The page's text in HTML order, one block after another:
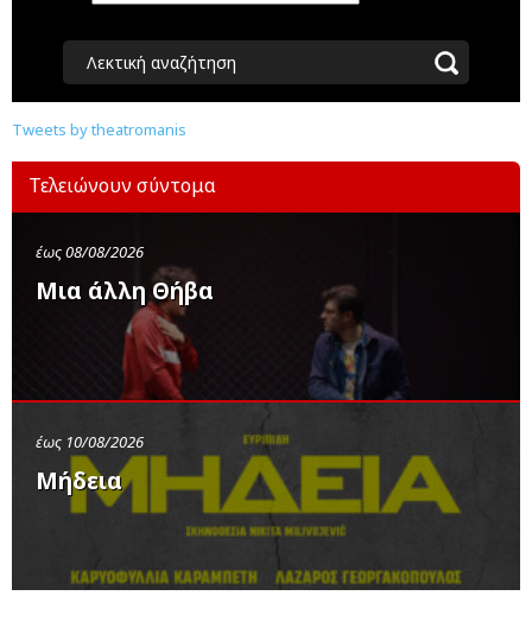
Λεκτική αναζήτηση
Tweets by theatromanis
Τελειώνουν σύντομα
έως 08/08/2026
Μια άλλη Θήβα
έως 10/08/2026
Μήδεια